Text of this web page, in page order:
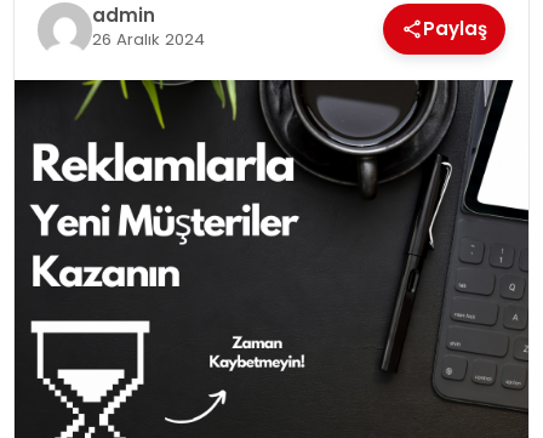
TEKNOLOJI
EKONOMI
admin
26 Aralık 2024 Paylaş